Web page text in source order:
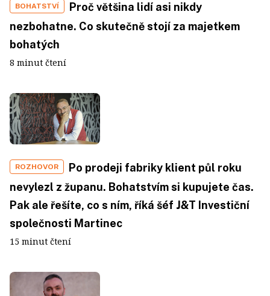
BOHATSTVÍ
Proč většina lidí asi nikdy
nezbohatne. Co skutečně stojí za majetkem
bohatých
8 minut čtení
ROZHOVOR
Po prodeji fabriky klient půl roku
nevylezl z županu. Bohatstvím si kupujete čas.
Pak ale řešíte, co s ním, říká šéf J&T Investiční
společnosti Martinec
15 minut čtení